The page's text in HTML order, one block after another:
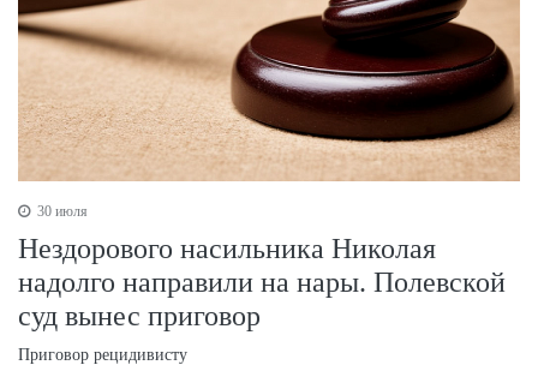
30 июля
Нездорового насильника Николая
надолго направили на нары. Полевской
суд вынес приговор
Приговор рецидивисту